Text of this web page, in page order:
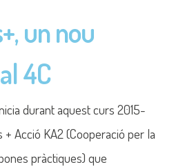
un nou
4C
durant aquest curs 2015-
Acció KA2 (Cooperació per la
pràctiques) que